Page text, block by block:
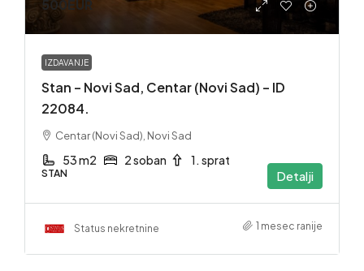
500EUR
IZDAVANJE
Stan – Novi Sad, Centar (Novi Sad) – ID
22084.
Centar (Novi Sad), Novi Sad
53 m2 2 soban 1. sprat
STAN Detalji
Status nekretnine 1 mesec ranije